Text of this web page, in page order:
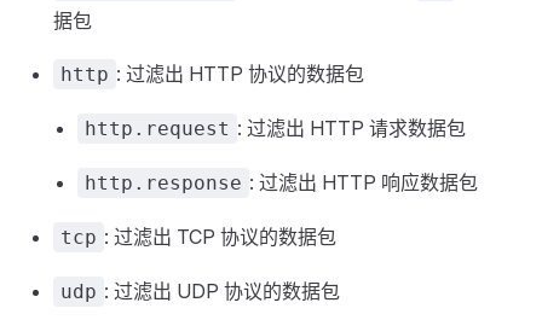
据包
http : 过滤出 HTTP 协议的数据包
http.request : 过滤出 HTTP 请求数据包
http.response : 过滤出 HTTP 响应数据包
tcp : 过滤出 TCP 协议的数据包
udp : 过滤出 UDP 协议的数据包